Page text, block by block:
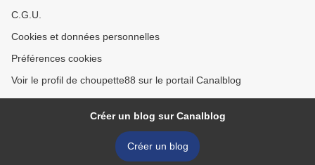
C.G.U.
Cookies et données personnelles
Préférences cookies
Voir le profil de choupette88 sur le portail Canalblog
Créer un blog sur Canalblog
Créer un blog